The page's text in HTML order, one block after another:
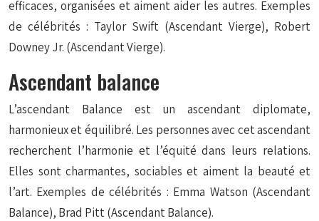
efficaces, organisées et aiment aider les autres. Exemples
de célébrités : Taylor Swift (Ascendant Vierge), Robert
Downey Jr. (Ascendant Vierge).
Ascendant balance
L’ascendant Balance est un ascendant diplomate,
harmonieux et équilibré. Les personnes avec cet ascendant
recherchent l’harmonie et l’équité dans leurs relations.
Elles sont charmantes, sociables et aiment la beauté et
l’art. Exemples de célébrités : Emma Watson (Ascendant
Balance), Brad Pitt (Ascendant Balance).